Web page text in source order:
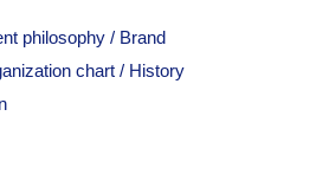
philosophy / Brand
chart / History